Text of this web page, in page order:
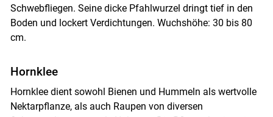
Schwebfliegen. Seine dicke Pfahlwurzel dringt tief in den
Boden und lockert Verdichtungen. Wuchshöhe: 30 bis 80
cm.
Hornklee
Hornklee dient sowohl Bienen und Hummeln als wertvolle
Nektarpflanze, als auch Raupen von diversen